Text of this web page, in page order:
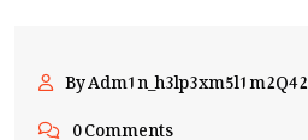
By Adm1n_h3lp3xm5l1m2Q42
0 Comments